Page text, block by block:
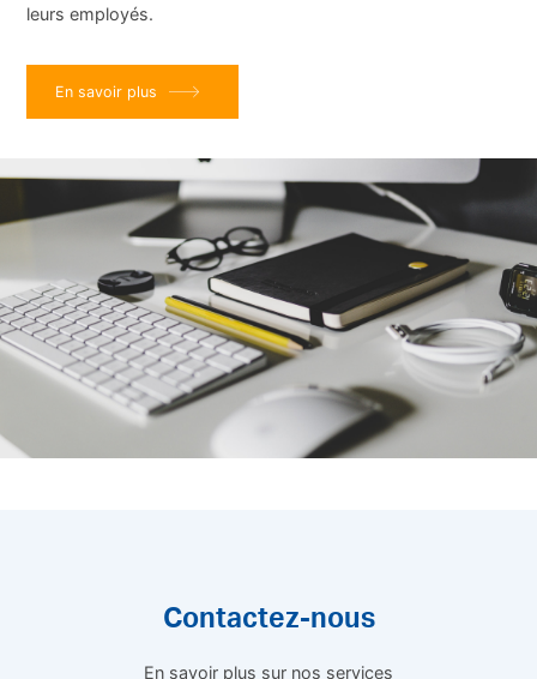
leurs employés.
En savoir plus
Contactez-nous
En savoir plus sur nos services